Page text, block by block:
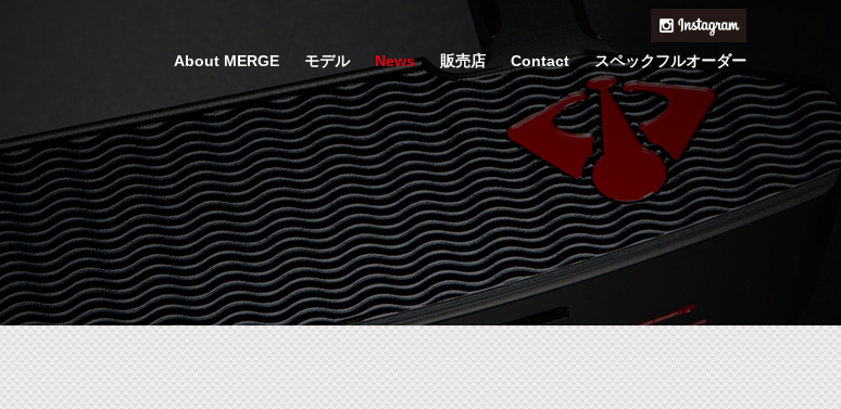
About MERGE モデル News 販売店 Contact スペックフルオーダー